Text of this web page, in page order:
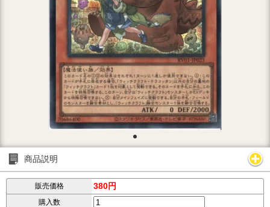
商品説明
販売価格 380円
購入数